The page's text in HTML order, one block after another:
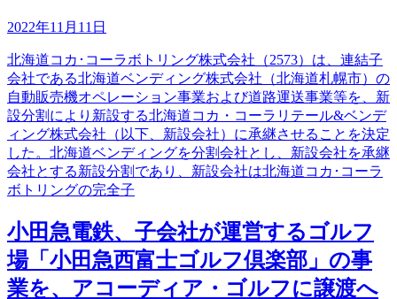
2022年11月11日
北海道コカ･コーラボトリング株式会社（2573）は、連結子
会社である北海道ベンディング株式会社（北海道札幌市）の
自動販売機オペレーション事業および道路運送事業等を、新
設分割により新設する北海道コカ・コーラリテール&ベンデ
ィング株式会社（以下、新設会社）に承継させることを決定
した。北海道ベンディングを分割会社とし、新設会社を承継
会社とする新設分割であり、新設会社は北海道コカ･コーラ
ボトリングの完全子
小田急電鉄、子会社が運営するゴルフ
場「小田急西富士ゴルフ倶楽部」の事
業を、アコーディア・ゴルフに譲渡へ